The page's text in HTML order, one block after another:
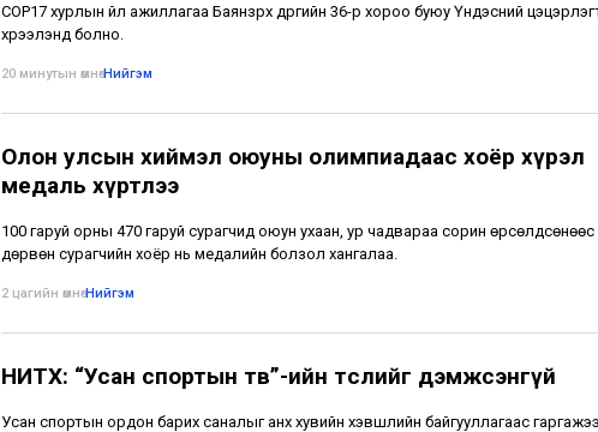
СОР17 хурлын үйл ажиллагаа Баянзүрх дүүргийн 36-р хороо буюу Үндэсний
хүрээлэнд болно.
20 минутын өмнө•Нийгэм
Олон улсын хиймэл оюуны олимпиадаас хоёр хүрэл
медаль хүртлээ
100 гаруй орны 470 гаруй сурагчид оюун ухаан, ур чадвараа сорин
дөрвөн сурагчийн хоёр нь медалийн болзол хангалаа.
2 цагийн өмнө•Нийгэм
НИТХ: “Усан спортын төв”-ийн төслийг дэмжсэнгүй
Усан спортын ордон барих саналыг анх хувийн хэвшлийн байгууллагаас гаргажээ.